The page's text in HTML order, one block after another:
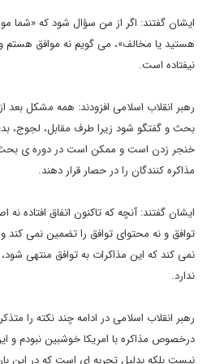
ایشان گفتند: اگر از من سؤال شود که «شما
هستید یا مخالف»، می گویم نه موافق هستم
نیفتاده است.
رهبر انقلاب اسلامی افزودند: همه مشکل بعد
بحث و گفتگو شود زیرا طرف مقابل، لجوج،
خنجر زدن است و ممکن است در دوره ی بحث
مذاکره کنندگان را در حصار قرار دهند.
ایشان گفتند: آنچه که تاکنون اتفاق افتاده نه
توافق و نه محتوای توافق را تضمین نمی
نمی کند که این مذاکرات به توافق منتهی
ندارد.
رهبر انقلاب اسلامی در ادامه چند نکته را
درخصوص مذاکره با امریکا خوشبین نبودم
نیست بلکه بدلیل تجربه ای است که در این